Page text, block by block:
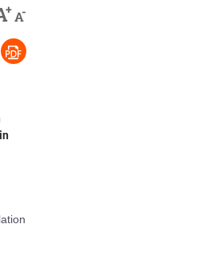
+A-